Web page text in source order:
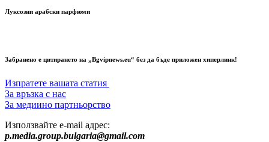
Луксозни арабски парфюми
Забранено е цитирането на „Bgvipnews.eu“ без да бъде приложен хиперлинк!
Изпратете вашата статия
За връзка с нас
За медиино партньорство
Използвайте e-mail адрес:
p.media.group.bulgaria@gmail.com